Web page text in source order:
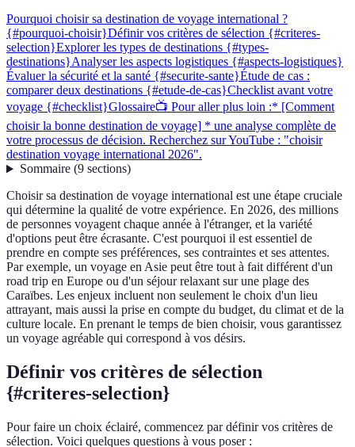
Pourquoi choisir sa destination de voyage international ?
{#pourquoi-choisir}Définir vos critères de sélection {#criteres-
selection}Explorer les types de destinations {#types-
destinations}Analyser les aspects logistiques {#aspects-logistiques}
Évaluer la sécurité et la santé {#securite-sante}Étude de cas :
comparer deux destinations {#etude-de-cas}Checklist avant votre
voyage {#checklist}Glossaire📺 Pour aller plus loin :* [Comment
choisir la bonne destination de voyage] * une analyse complète de
votre processus de décision. Recherchez sur YouTube : "choisir
destination voyage international 2026".
Sommaire(9 sections)
Choisir sa destination de voyage international est une étape cruciale
qui détermine la qualité de votre expérience. En 2026, des millions
de personnes voyagent chaque année à l'étranger, et la variété
d'options peut être écrasante. C'est pourquoi il est essentiel de
prendre en compte ses préférences, ses contraintes et ses attentes.
Par exemple, un voyage en Asie peut être tout à fait différent d'un
road trip en Europe ou d'un séjour relaxant sur une plage des
Caraïbes. Les enjeux incluent non seulement le choix d'un lieu
attrayant, mais aussi la prise en compte du budget, du climat et de la
culture locale. En prenant le temps de bien choisir, vous garantissez
un voyage agréable qui correspond à vos désirs.
Définir vos critères de sélection
{#criteres-selection}
Pour faire un choix éclairé, commencez par définir vos critères de
sélection. Voici quelques questions à vous poser :